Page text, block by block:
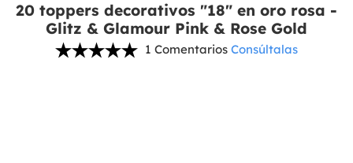
20 toppers decorativos "18" en oro rosa -
Glitz & Glamour Pink & Rose Gold
1 Comentarios Consúltalas